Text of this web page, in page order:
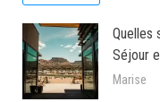
Quelles
Séjour
Marise